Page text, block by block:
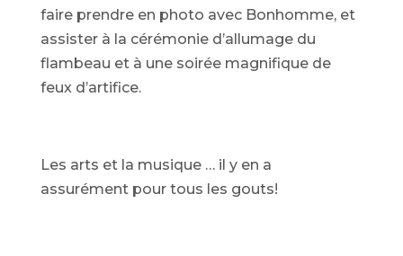
faire prendre en photo avec Bonhomme, et
assister à la cérémonie d’allumage du
flambeau et à une soirée magnifique de
feux d’artifice.
Les arts et la musique … il y en a
assurément pour tous les gouts!